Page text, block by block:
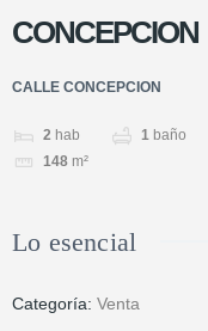
CONCEPCION
CALLE CONCEPCION
2 hab 1 baño
148 m²
Lo esencial
Categoría: Venta